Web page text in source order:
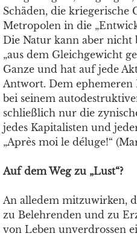
Schäden, die kriegerische
Metropolen in die
Die Natur kann aber nicht
„aus dem Gleichgewicht
Ganze und hat auf jede
Antwort. Dem
bei seinem
schließlich nur die
jedes Kapitalisten und
„Après moi le déluge!“
Auf dem Weg zu „Lust“?
An alledem mitzuwirken,
zu Belehrenden und zu
von Leben unverdrossen